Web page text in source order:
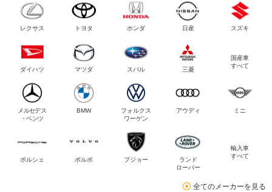
レクサス トヨタ ホンダ 日産 スズキ
ダイハツ マツダ スバル 三菱
国産車
すべて
メルセデス
・ベンツ
BMW
フォルクス
ワーゲン
アウディ ミニ
ポルシェ ボルボ プジョー
ランド
ローバー
輸入車
すべて
全てのメーカーを見る